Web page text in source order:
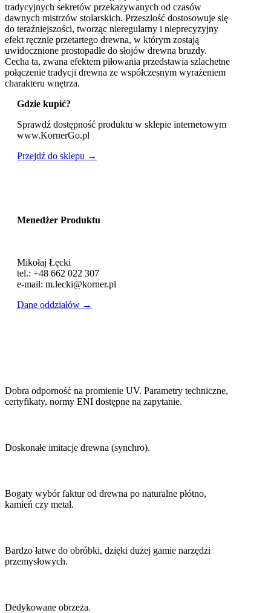
tradycyjnych sekretów przekazywanych od czasów
dawnych mistrzów stolarskich. Przeszłość dostosowuje się
do teraźniejszości, tworząc nieregularny i nieprecyzyjny
efekt ręcznie przetartego drewna, w którym zostają
uwidocznione prostopadłe do słojów drewna bruzdy.
Cecha ta, zwana efektem piłowania przedstawia szlachetne
połączenie tradycji drewna ze współczesnym wyrażeniem
charakteru wnętrza.
Gdzie kupić?
Sprawdź dostępność produktu w sklepie internetowym
www.KornerGo.pl
Przejdź do sklepu →
Menedżer Produktu
Mikołaj Łęcki
tel.: +48 662 022 307
e-mail: m.lecki@korner.pl
Dane oddziałów →
Dobra odporność na promienie UV. Parametry techniczne,
certyfikaty, normy ENI dostępne na zapytanie.
Doskonałe imitacje drewna (synchro).
Bogaty wybór faktur od drewna po naturalne płótno,
kamień czy metal.
Bardzo łatwe do obróbki, dzięki dużej gamie narzędzi
przemysłowych.
Dedykowane obrzeża.